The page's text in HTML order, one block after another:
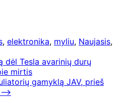
, elektronika, myliu, Naujasis,
dėl Tesla avarinių durų
mirtis
gamyklą JAV, prieš
⟶